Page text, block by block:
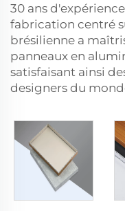
30 ans
fabrication centré
brésilienne a
panneaux en
satisfaisant ainsi
designers du